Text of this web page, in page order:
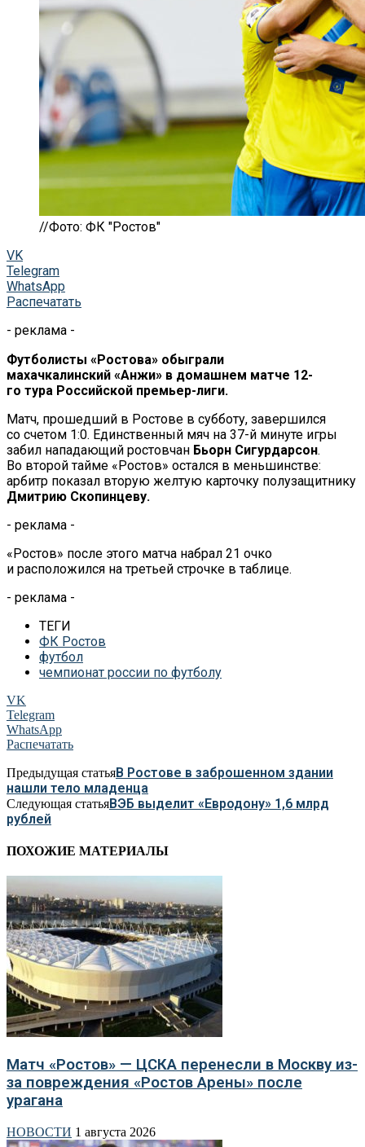
//Фото: ФК "Ростов"
VK
Telegram
WhatsApp
Распечатать
- реклама -
Футболисты «Ростова» обыграли
махачкалинский «Анжи» в домашнем матче 12-
го тура Российской премьер-лиги.
Матч, прошедший в Ростове в субботу, завершился
со счетом 1:0. Единственный мяч на 37-й минуте игры
забил нападающий ростовчан Бьорн Сигурдарсон.
Во второй тайме «Ростов» остался в меньшинстве:
арбитр показал вторую желтую карточку полузащитнику
Дмитрию Скопинцеву.
- реклама -
«Ростов» после этого матча набрал 21 очко
и расположился на третьей строчке в таблице.
- реклама -
ТЕГИ
ФК Ростов
футбол
чемпионат россии по футболу
VK
Telegram
WhatsApp
Распечатать
Предыдущая статьяВ Ростове в заброшенном здании
нашли тело младенца
Следующая статьяВЭБ выделит «Евродону» 1,6 млрд
рублей
ПОХОЖИЕ МАТЕРИАЛЫ
Матч «Ростов» — ЦСКА перенесли в Москву из-
за повреждения «Ростов Арены» после
урагана
НОВОСТИ 1 августа 2026